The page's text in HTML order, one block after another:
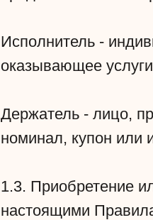
Исполнитель -
оказывающее
Держатель - лицо,
номинал, купон или
1.3. Приобретение
настоящими